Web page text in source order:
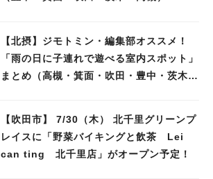
【北摂】ジモトミン・編集部オススメ！
「雨の日に子連れで遊べる室内スポット」
まとめ（高槻・箕面・吹田・豊中・茨木・
【吹田市】 7/30（木） 北千里グリーンプ
レイスに「野菜バイキングと飲茶 Lei
can ting 北千里店」がオープン予定！